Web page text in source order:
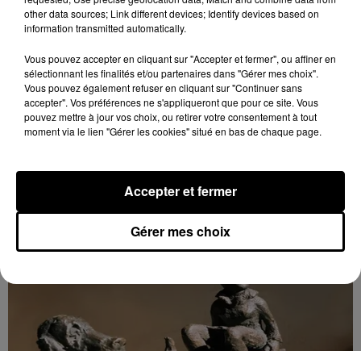
9h43
MAINTENON - EXPOSITION : SCULPTURES
MILO DIAS
Du 7 au 23 novembre, mardi, mercredi et jeudi de
other data sources; Link different devices; Identify devices based on
information transmitted automatically.
Vous pouvez accepter en cliquant sur "Accepter et fermer", ou affiner en
sélectionnant les finalités et/ou partenaires dans "Gérer mes choix".
Vous pouvez également refuser en cliquant sur "Continuer sans
accepter". Vos préférences ne s'appliqueront que pour ce site. Vous
pouvez mettre à jour vos choix, ou retirer votre consentement à tout
moment via le lien "Gérer les cookies" situé en bas de chaque page.
Gérer mes choix
Accepter et fermer